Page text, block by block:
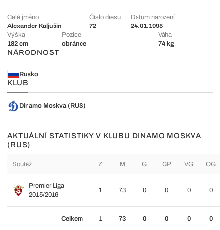
Celé jméno
Alexander Kaljušin
Číslo dresu
72
Datum narození
24.01.1995
Výška
182 cm
Pozice
obránce
Váha
74 kg
NÁRODNOST
Rusko
KLUB
Dinamo Moskva (RUS)
AKTUÁLNÍ STATISTIKY V KLUBU DINAMO MOSKVA
(RUS)
Soutěž Z M G GP VG OG
Premier Liga
2015/2016
1 73 0 0 0 0
Celkem 1 73 0 0 0 0